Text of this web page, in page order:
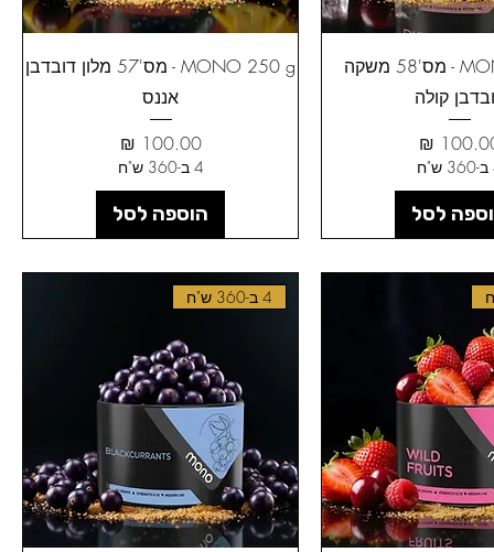
MONO 250 g - מס'58 משקה
קולה
לסל
MONO 250 g - מס'57 מלון דובדבן
אננס
מחיר‏100.00 ‏₪
4 ב-360 ש"ח
הוספה לסל
4 ב-360 ש"ח